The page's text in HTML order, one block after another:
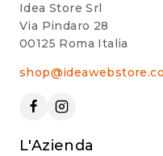
Idea Store Srl
Via Pindaro 28
00125 Roma Italia
L'Azienda